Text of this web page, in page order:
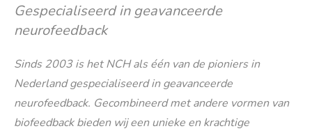
Gespecialiseerd in geavanceerde
neurofeedback
Sinds 2003 is het NCH als één van de pioniers in
Nederland gespecialiseerd in geavanceerde
neurofeedback. Gecombineerd met andere vormen van
biofeedback bieden wij een unieke en krachtige